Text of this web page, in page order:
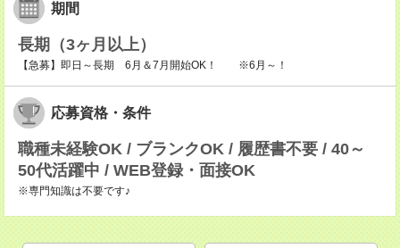
期間
長期（3ヶ月以上）
【急募】即日～長期 6月＆7月開始OK！ ※6月～！
応募資格・条件
職種未経験OK / ブランクOK / 履歴書不要 / 40～
50代活躍中 / WEB登録・面接OK
※専門知識は不要です♪